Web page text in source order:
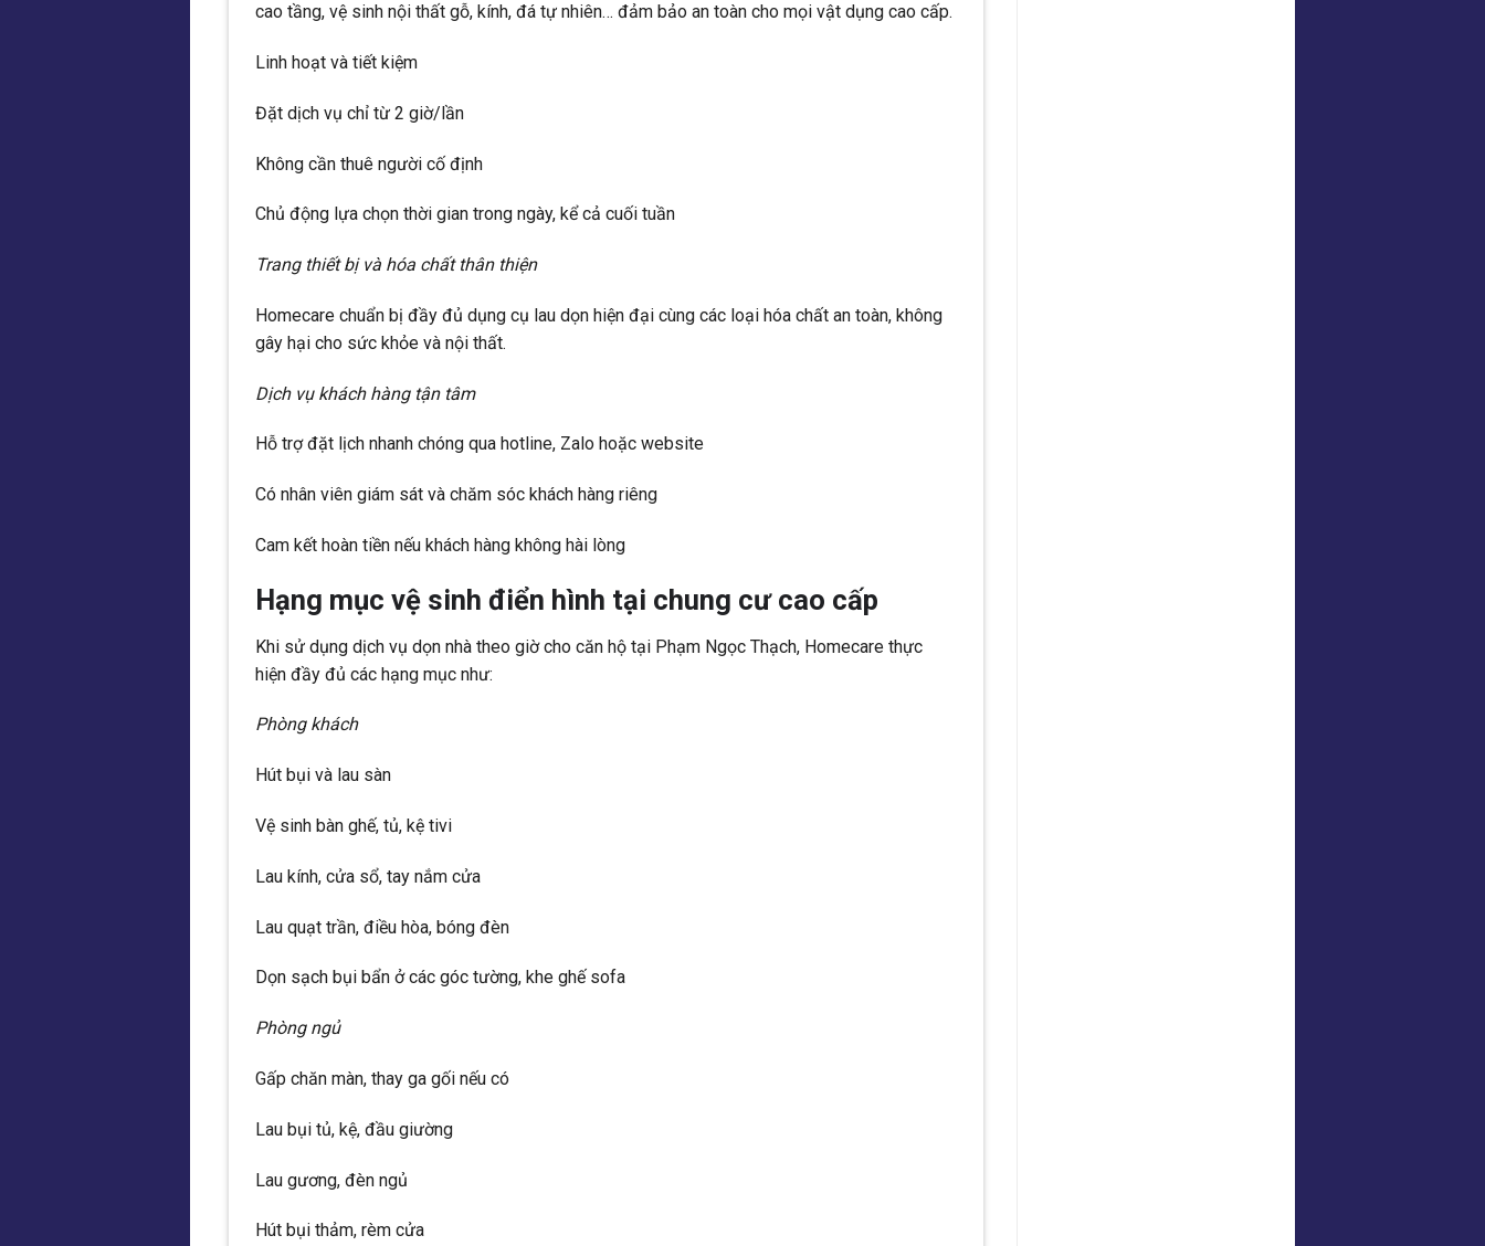
cao tầng, vệ sinh nội thất gỗ, kính, đá tự nhiên… đảm bảo an toàn cho mọi vật dụng cao cấp.
Linh hoạt và tiết kiệm
Đặt dịch vụ chỉ từ 2 giờ/lần
Không cần thuê người cố định
Chủ động lựa chọn thời gian trong ngày, kể cả cuối tuần
Trang thiết bị và hóa chất thân thiện
Homecare chuẩn bị đầy đủ dụng cụ lau dọn hiện đại cùng các loại hóa chất an toàn, không
gây hại cho sức khỏe và nội thất.
Dịch vụ khách hàng tận tâm
Hỗ trợ đặt lịch nhanh chóng qua hotline, Zalo hoặc website
Có nhân viên giám sát và chăm sóc khách hàng riêng
Cam kết hoàn tiền nếu khách hàng không hài lòng
Hạng mục vệ sinh điển hình tại chung cư cao cấp
Khi sử dụng dịch vụ dọn nhà theo giờ cho căn hộ tại Phạm Ngọc Thạch, Homecare thực
hiện đầy đủ các hạng mục như:
Phòng khách
Hút bụi và lau sàn
Vệ sinh bàn ghế, tủ, kệ tivi
Lau kính, cửa sổ, tay nắm cửa
Lau quạt trần, điều hòa, bóng đèn
Dọn sạch bụi bẩn ở các góc tường, khe ghế sofa
Phòng ngủ
Gấp chăn màn, thay ga gối nếu có
Lau bụi tủ, kệ, đầu giường
Lau gương, đèn ngủ
Hút bụi thảm, rèm cửa